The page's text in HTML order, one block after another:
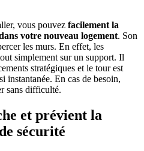
vous pouvez facilement la
votre nouveau logement. Son
les murs. En effet, les
simplement sur un support. Il
stratégiques et le tour est
instantanée. En cas de besoin,
sans difficulté.
et prévient la
sécurité